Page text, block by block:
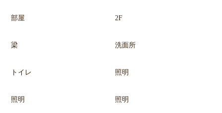
部屋 2F
梁 洗面所
トイレ 照明
照明 照明